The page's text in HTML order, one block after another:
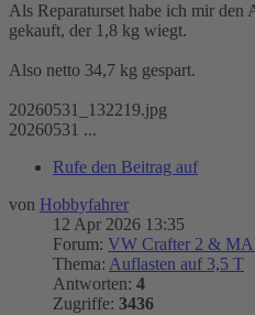
Als Reparaturset habe ich mir den
gekauft, der 1,8 kg wiegt.
Also netto 34,7 kg gespart.
20260531_132219.jpg
20260531 ...
Rufe den Beitrag auf
von Hobbyfahrer
12 Apr 2026 13:35
Forum: VW Crafter 2 &
Thema: Auflasten auf 3,5 T
Antworten: 4
Zugriffe: 3436